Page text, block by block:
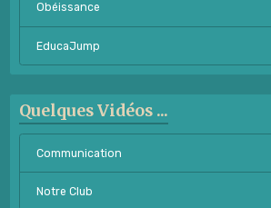
Obéissance
EducaJump
Quelques Vidéos ...
Communication
Notre Club